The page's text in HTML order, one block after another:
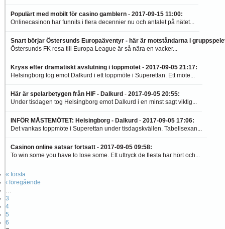
Populärt med mobilt för casino gamblern - 2017-09-15 11:00:
Onlinecasinon har funnits i flera decennier nu och antalet på nätet...
Snart börjar Östersunds Europaäventyr - här är motståndarna i
Östersunds FK resa till Europa League är så nära en vacker...
Kryss efter dramatiskt avslutning i toppmötet - 2017-09-05 21:17:
Helsingborg tog emot Dalkurd i ett toppmöte i Superettan. Ett möte...
Här är spelarbetygen från HIF - Dalkurd - 2017-09-05 20:55:
Under tisdagen tog Helsingborg emot Dalkurd i en minst sagt viktig...
INFÖR MÅSTEMÖTET: Helsingborg - Dalkurd - 2017-09-05 17:06:
Det vankas toppmöte i Superettan under tisdagskvällen. Tabellsexan...
Casinon online satsar fortsatt - 2017-09-05 09:58:
To win some you have to lose some. Ett uttryck de flesta har hört och...
« första
‹ föregående
…
3
4
5
6